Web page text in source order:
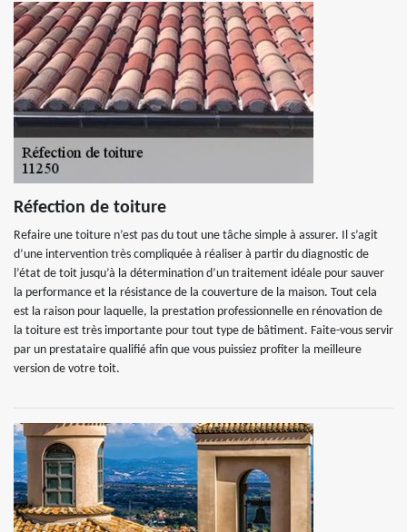
Réfection de toiture
Refaire une toiture n’est pas du tout une tâche simple à assurer. Il s’agit
d’une intervention très compliquée à réaliser à partir du diagnostic de
l’état de toit jusqu’à la détermination d’un traitement idéale pour sauver
la performance et la résistance de la couverture de la maison. Tout cela
est la raison pour laquelle, la prestation professionnelle en rénovation de
la toiture est très importante pour tout type de bâtiment. Faite-vous servir
par un prestataire qualifié afin que vous puissiez profiter la meilleure
version de votre toit.